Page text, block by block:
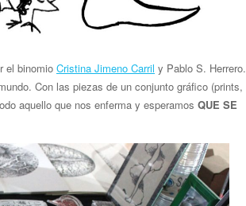
el binomio Cristina Jimeno Carril y Pablo S. Herrero.
Con las piezas de un conjunto gráfico (prints,
aquello que nos enferma y esperamos QUE SE